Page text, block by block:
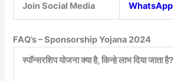
Join Social Media WhatsApp
FAQ’s – Sponsorship Yojana 2024
स्पॉन्सरशिप योजना क्या है, किन्हे लाभ दिया जाता है?